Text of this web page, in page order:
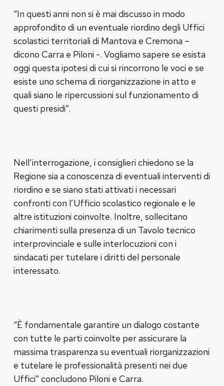
“In questi anni non si è mai discusso in modo
approfondito di un eventuale riordino degli Uffici
scolastici territoriali di Mantova e Cremona –
dicono Carra e Piloni -. Vogliamo sapere se esista
oggi questa ipotesi di cui si rincorrono le voci e se
esiste uno schema di riorganizzazione in atto e
quali siano le ripercussioni sul funzionamento di
questi presidi”.
Nell’interrogazione, i consiglieri chiedono se la
Regione sia a conoscenza di eventuali interventi di
riordino e se siano stati attivati i necessari
confronti con l’Ufficio scolastico regionale e le
altre istituzioni coinvolte. Inoltre, sollecitano
chiarimenti sulla presenza di un Tavolo tecnico
interprovinciale e sulle interlocuzioni con i
sindacati per tutelare i diritti del personale
interessato.
“È fondamentale garantire un dialogo costante
con tutte le parti coinvolte per assicurare la
massima trasparenza su eventuali riorganizzazioni
e tutelare le professionalità presenti nei due
Uffici” concludono Piloni e Carra.